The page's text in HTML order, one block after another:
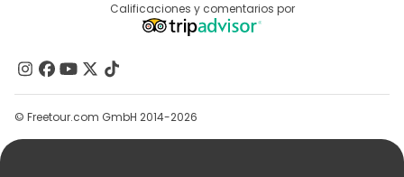
Programa De Afiliados
Contacto
Grupos
Ayuda
Calificaciones y comentarios por
© Freetour.com GmbH 2014-2026